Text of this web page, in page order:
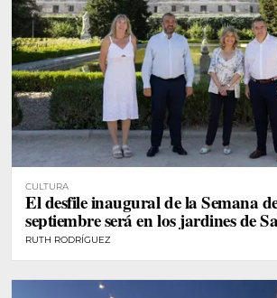
CULTURA
El desfile inaugural de la Semana
septiembre será en los jardines de
RUTH RODRÍGUEZ